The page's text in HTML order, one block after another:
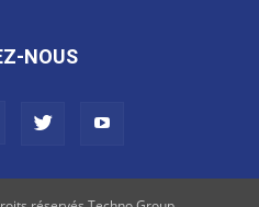
NOUS